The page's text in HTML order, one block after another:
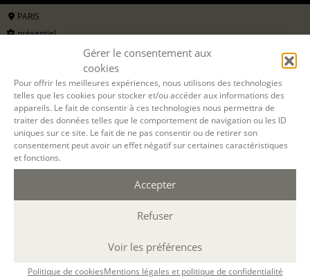
Gérer le consentement aux
cookies
Pour offrir les meilleures expériences, nous utilisons des technologies
telles que les cookies pour stocker et/ou accéder aux informations des
appareils. Le fait de consentir à ces technologies nous permettra de
traiter des données telles que le comportement de navigation ou les ID
uniques sur ce site. Le fait de ne pas consentir ou de retirer son
consentement peut avoir un effet négatif sur certaines caractéristiques
et fonctions.
Accepter
Refuser
Voir les préférences
Politique de cookiesMentions légales et politique de confidentialité
PARIS
présentiel
sam. 13h30-17h30, dim. 9h30-12h30/13h30-16h30
10 h.
FABRIQUE DU MANUSCRIT
LE CERCLE DES LECTEURS - MANUSCRITS FINALISÉS
10 oct 2026, 11 oct 2026
avecMarie Boulic
325 € ou 3 x 108€
pour les particuliers
Il ne reste que 3 places !